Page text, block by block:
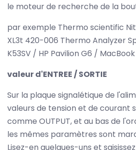
le moteur de recherche de la
par exemple Thermo scientific
XL3t 420-006 Thermo Analyzer
K53SV / HP Pavilion G6 / MacBook
valeur d'ENTREE / SORTIE
Sur la plaque signalétique de
valeurs de tension et de courant
comme OUTPUT, et au bas de
les mêmes paramètres sont
Lisez-en quelques-uns et